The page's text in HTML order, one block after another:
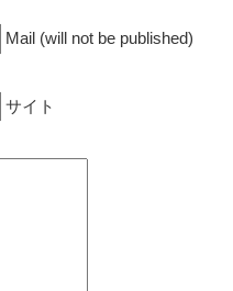
Mail (will not be published)
サイト